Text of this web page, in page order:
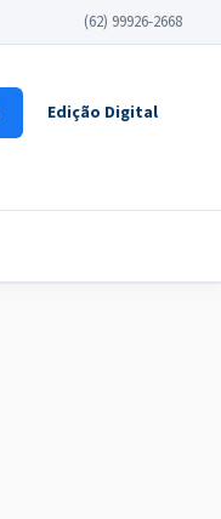
(62) 99926-2668
Edição Digital